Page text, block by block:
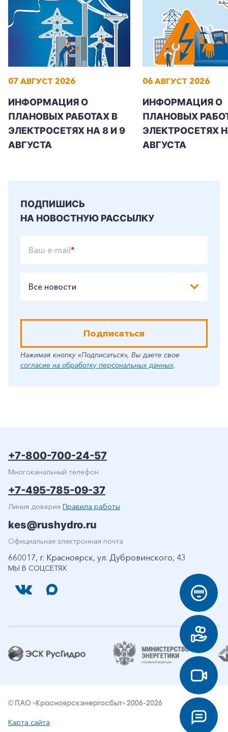
Заказать обратный звонок
Корпоративным клиентам
07 АВГУСТ 2026
ИНФОРМАЦИЯ О
ПЛАНОВЫХ РАБОТАХ В
ЭЛЕКТРОСЕТЯХ НА 8 И 9
АВГУСТА
06 АВГУСТ 2026
ИНФОРМАЦИЯ О
ПЛАНОВЫХ
ЭЛЕКТРОСЕТЯХ
АВГУСТА
ПОДПИШИСЬ
НА НОВОСТНУЮ РАССЫЛКУ
Ваш e-mail*
Все новости
Подписаться
Нажимая кнопку «Подписаться», Вы даете свое
согласие на обработку персональных данных.
МЫ В СОЦСЕТЯХ
+7-800-700-24-57
Многоканальный телефон
+7-495-785-09-37
Линия доверия Правила работы
kes@rushydro.ru
Официальная электронная почта
660017, г. Красноярск, ул. Дубровинского, 43
© ПАО «Красноярскэнергосбыт» 2006-2026
Карта сайта